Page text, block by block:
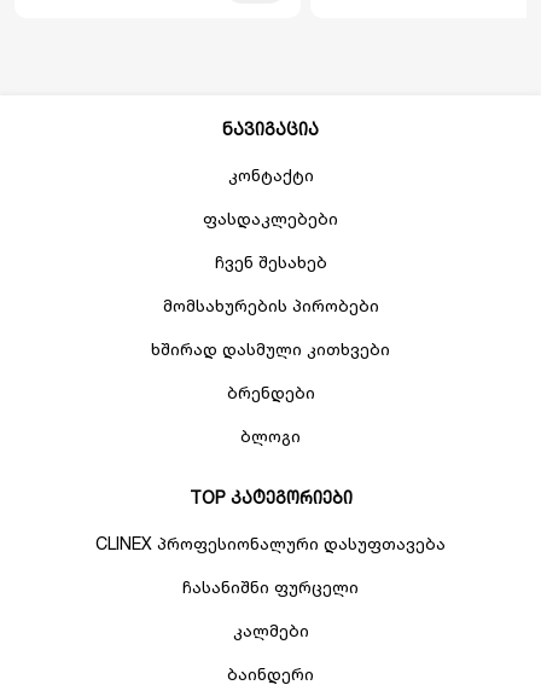
ნავიგაცია
კონტაქტი
ფასდაკლებები
ჩვენ შესახებ
მომსახურების პირობები
ხშირად დასმული კითხვები
ბრენდები
ბლოგი
TOP კატეგორიები
CLINEX პროფესიონალური დასუფთავება
ჩასანიშნი ფურცელი
კალმები
ბაინდერი